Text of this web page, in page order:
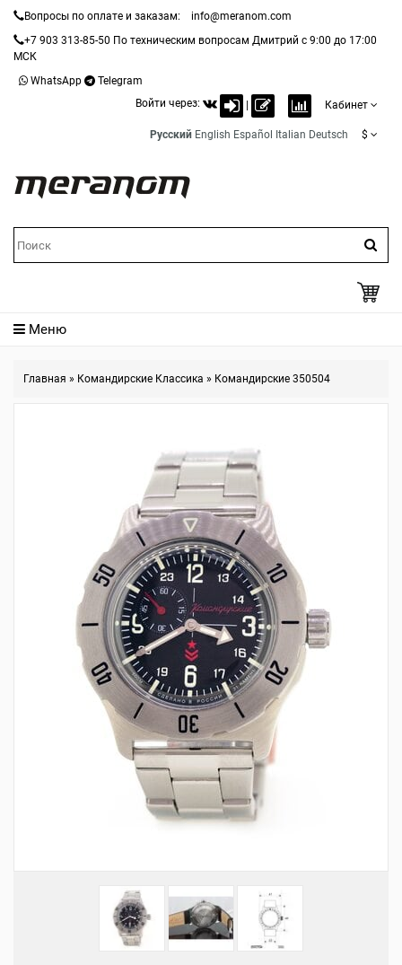
Вопросы по оплате и заказам:
info@meranom.com
+7 903 313-85-50 По техническим вопросам Дмитрий с 9:00 до 17:00
МСК
WhatsApp
Telegram
Войти через:
Кабинет
Русский English Español Italian Deutsch $
Меню
Главная » Командирские Классика » Командирские 350504